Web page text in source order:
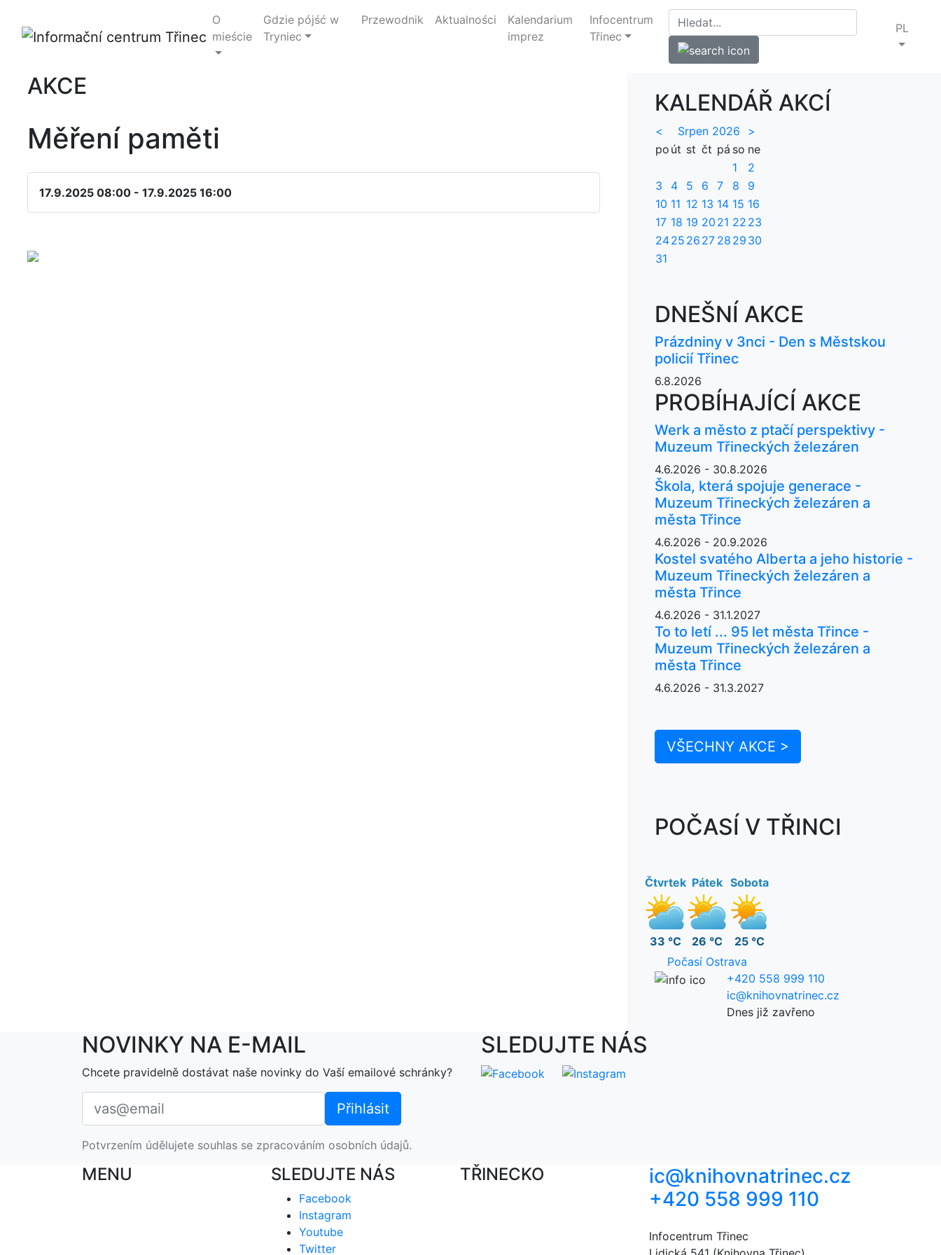
O
mieście
Gdzie pójść w
Tryniec
Przewodnik Aktualności
Kalendarium
imprez
Infocentrum
Třinec
PL
AKCE
Měření paměti
17.9.2025 08:00 - 17.9.2025 16:00
KALENDÁŘ AKCÍ
< Srpen 2026
>
po út st čt pá so ne
1
2
3
4 5 6 7 8
9
10 11 12 13 14 15 16
17 18 19 20 21 22 23
2425 26 27 28 29 30
31
DNEŠNÍ AKCE
Prázdniny v 3nci - Den s Městskou
policií Třinec
6.8.2026
PROBÍHAJÍCÍ AKCE
Werk a město z ptačí perspektivy -
Muzeum Třineckých železáren
4.6.2026 - 30.8.2026
Škola, která spojuje generace -
Muzeum Třineckých železáren a
města Třince
4.6.2026 - 20.9.2026
Kostel svatého Alberta a jeho historie -
Muzeum Třineckých železáren a
města Třince
4.6.2026 - 31.1.2027
To to letí ... 95 let města Třince -
Muzeum Třineckých železáren a
města Třince
4.6.2026 - 31.3.2027
VŠECHNY AKCE >
POČASÍ V TŘINCI
Čtvrtek
33 °C
Pátek
26 °C
Sobota
25 °C
Počasí Ostrava
+420 558 999 110
ic@knihovnatrinec.cz
Dnes již zavřeno
NOVINKY NA E-MAIL
Chcete pravidelně dostávat naše novinky do Vaší emailové schránky?
Potvrzením údělujete souhlas se zpracováním osobních údajů.
SLEDUJTE NÁS
MENU SLEDUJTE NÁS
Facebook
Instagram
Youtube
Twitter
TŘINECKO
ic@knihovnatrinec.cz
+420 558 999 110
Infocentrum Třinec